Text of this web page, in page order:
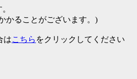
かることがございます。)
はこちら をクリックしてください